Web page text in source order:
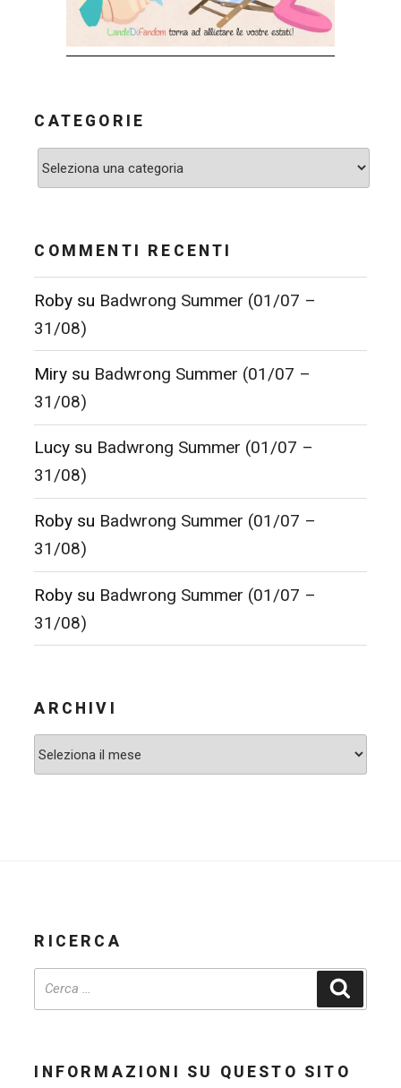
CATEGORIE
Categorie
COMMENTI RECENTI
Roby su Badwrong Summer (01/07 –
31/08)
Miry su Badwrong Summer (01/07 –
31/08)
Lucy su Badwrong Summer (01/07 –
31/08)
Roby su Badwrong Summer (01/07 –
31/08)
Roby su Badwrong Summer (01/07 –
31/08)
ARCHIVI
Archivi
RICERCA
INFORMAZIONI SU QUESTO SITO